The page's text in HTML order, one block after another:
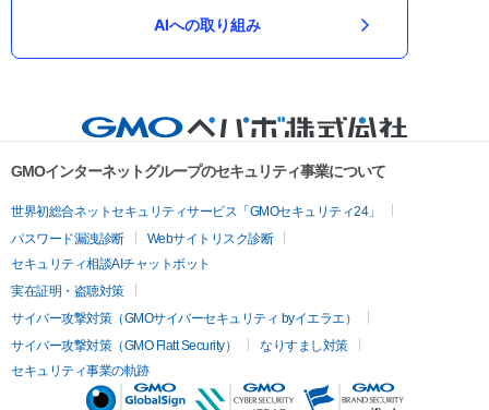
AIへの取り組み
GMOインターネットグループのセキュリティ事業について
世界初総合ネットセキュリティサービス「GMOセキュリティ24」
パスワード漏洩診断
Webサイトリスク診断
セキュリティ相談AIチャットボット
実在証明・盗聴対策
サイバー攻撃対策（GMOサイバーセキュリティ byイエラエ）
サイバー攻撃対策（GMO Flatt Security）
なりすまし対策
セキュリティ事業の軌跡